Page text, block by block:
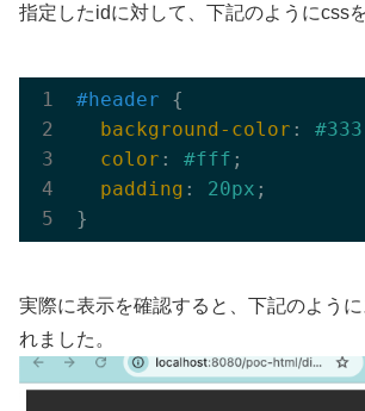
指定したidに対して、下記のようにcss
#header {
background-color : #333
color : #fff ;
padding : 20px ;
実際に表示を確認すると、下記のよう
れました。